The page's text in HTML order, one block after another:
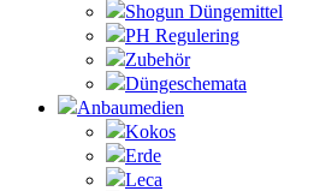
Shogun Düngemittel
PH Regulering
Zubehör
Düngeschemata
Anbaumedien
Kokos
Erde
Leca